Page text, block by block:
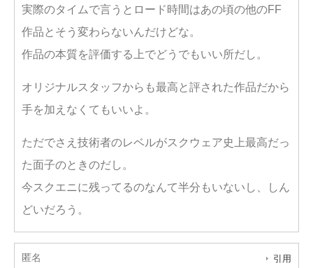
実際のタイムで言うとロード時間はあの頃の他のFF
作品とそう変わらないんだけどな。
作品の本質を評価する上でどうでもいい所だし。
オリジナルスタッフからも最高と評された作品だから
手を加えなくてもいいよ。
ただでさえ技術者のレベルがスクウェア史上最高だっ
た面子のときのだし。
今スクエニに残ってるのなんて半分もいないし、しん
どいだろう。
匿名 引用